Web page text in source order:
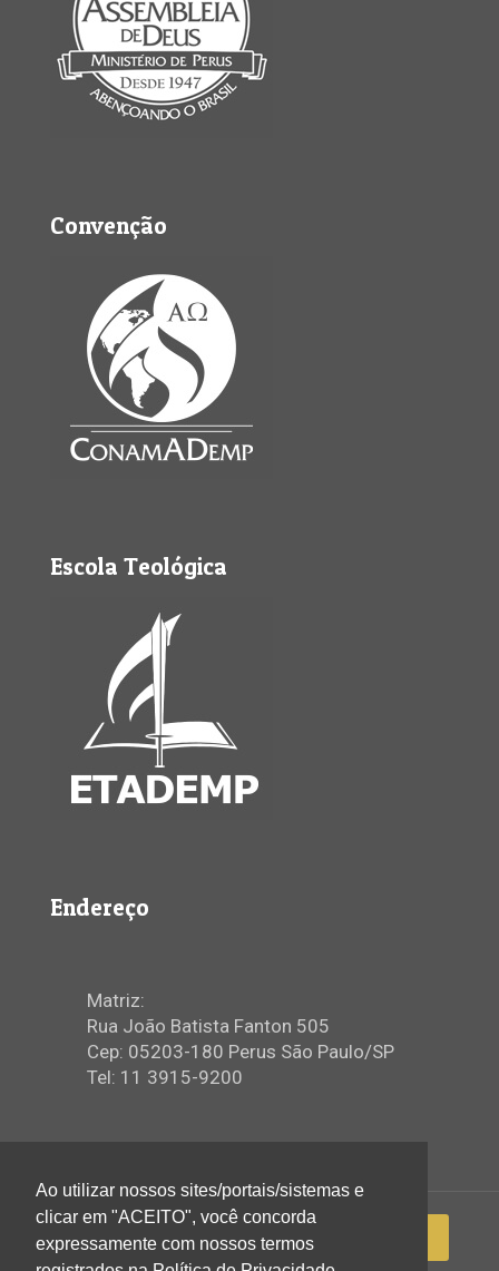
Convenção
Escola Teológica
Endereço
Matriz:
Rua João Batista Fanton 505
Cep: 05203-180 Perus São Paulo/SP
Tel: 11 3915-9200
Ao utilizar nossos sites/portais/sistemas e
clicar em "ACEITO", você concorda
expressamente com nossos termos